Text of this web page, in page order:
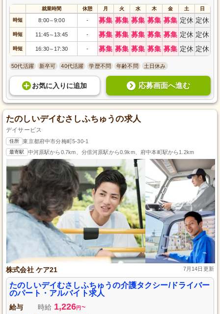
就業時間 休憩 月 火 水 木 金 土 日
時短 8:00～9:00 - 募集 募集 募集 募集 募集 定休 定休
時短 11:45～ 13:45 - 募集 募集 募集 募集 募集 定休 定休
時短 16:30～ 17:30 - 募集 募集 募集 募集 募集 定休 定休
50代活躍 新卒可 40代活躍 学歴不問 年齢不問 土日休み
お気に入り に追加 応募画面へ進む
たのしいデイむさしふちゅうの求人
デイサービス
住所 東京都府中市分梅町5-30-1
最寄駅 中河原駅から0.7km、分倍河原駅から0.9km、府中本町駅から1.2km
株式会社 ケア21 7月14日更新
たのしいデイむさしふちゅうの介護タクシー/ドライバー
のパート・アルバイト求人
給与 時給 1,226円 ~